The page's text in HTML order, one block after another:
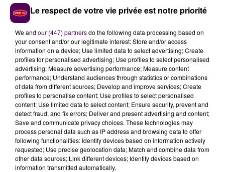
Cet élément est masqué compte-tenu du refus
du dépôt de cookies que vous avez exprimé. Si
vous souhaitez l'afficher, merci de nous donner
votre accord en cliquant sur le bouton ci-
dessous.
Afficher l'élément
Les fermetures ou non des établissements scolaires,
maternelles et primaires, sont ainsi décidées au cas
par cas, en fonction de l'évolution de la situation
météorologique.
Le respect de votre vie privée est notre priorité
We and our (447) partnersdo the following data processing based on
your consent and/or our legitimate interest: Store and/or access
information on a device; Use limited data to select advertising; Create
profiles for personalised advertising; Use profiles to select personalised
advertising; Measure advertising performance; Measure content
performance; Understand audiences through statistics or combinations
of data from different sources; Develop and improve services; Create
profiles to personalise content; Use profiles to select personalised
content; Use limited data to select content; Ensure security, prevent and
detect fraud, and fix errors; Deliver and present advertising and content;
Save and communicate privacy choices. These technologies may
process personal data such as IP address and browsing data to offer
following functionalities: Identify devices based on information actively
requested; Use precise geolocation data; Match and combine data from
other data sources; Link different devices; Identify devices based on
information transmitted automatically.